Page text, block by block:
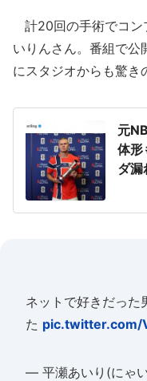
計20回の手術でコン
いりんさん。番組で公
にスタジオからも驚き
元
体形
ダ漏
ネットで好きだった
た pic.twitter.com/
— 平瀬あいり(にゃ